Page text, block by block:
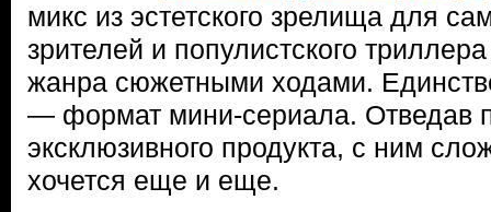
микс из эстетского зрелища для
зрителей и популистского
жанра сюжетными ходами.
— формат мини-сериала. Отведав
эксклюзивного продукта, с ним
хочется еще и еще.